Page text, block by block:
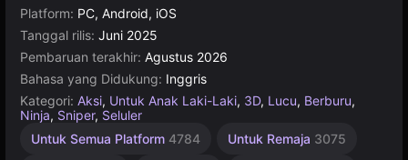
Platform: PC, Android, iOS
Tanggal rilis: Juni 2025
Pembaruan terakhir: Agustus 2026
Bahasa yang Didukung: Inggris
Kategori: Aksi, Untuk Anak Laki-Laki, 3D, Lucu, Berburu,
Ninja, Sniper, Seluler
Untuk Semua Platform 4784 Untuk Remaja 3075
Kecanduan
Ledakan
Seru
Desktop
1
Indie
Rekomendasi
Rusia
Online
Unity
Hewan